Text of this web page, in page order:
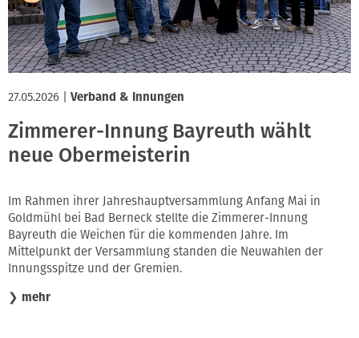
27.05.2026 Verband & Innungen
Zimmerer-Innung Bayreuth wählt
neue Obermeisterin
Im Rahmen ihrer Jahreshauptversammlung Anfang Mai in
Goldmühl bei Bad Berneck stellte die Zimmerer-Innung
Bayreuth die Weichen für die kommenden Jahre. Im
Mittelpunkt der Versammlung standen die Neuwahlen der
Innungsspitze und der Gremien.
❯ mehr